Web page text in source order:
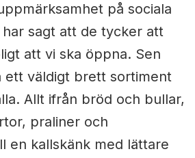
på sociala
sagt att de tycker att
att vi ska öppna. Sen
ett väldigt brett sortiment
Allt ifrån bröd och bullar,
praliner och
en kallskänk med lättare